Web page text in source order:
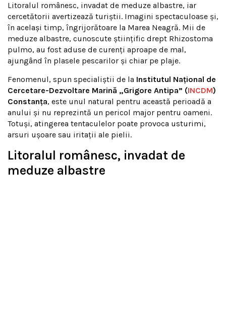
Litoralul românesc, invadat de meduze albastre, iar
cercetătorii avertizează turiștii. Imagini spectaculoase și,
în același timp, îngrijorătoare la Marea Neagră. Mii de
meduze albastre, cunoscute științific drept Rhizostoma
pulmo, au fost aduse de curenți aproape de mal,
ajungând în plasele pescarilor și chiar pe plaje.
Fenomenul, spun specialiștii de la Institutul Național de
Cercetare-Dezvoltare Marină „Grigore Antipa” (INCDM)
Constanța, este unul natural pentru această perioadă a
anului și nu reprezintă un pericol major pentru oameni.
Totuși, atingerea tentaculelor poate provoca usturimi,
arsuri ușoare sau iritații ale pielii.
Litoralul românesc, invadat de
meduze albastre